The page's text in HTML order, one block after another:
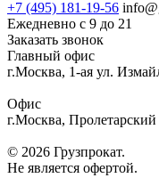
+7 (495) 181-19-56
Ежедневно с 9 до 21
Заказать звонок
Главный офис
г.Москва, 1-ая ул.
Офис
г.Москва,
© 2026 Грузпрокат.
Не является офертой.